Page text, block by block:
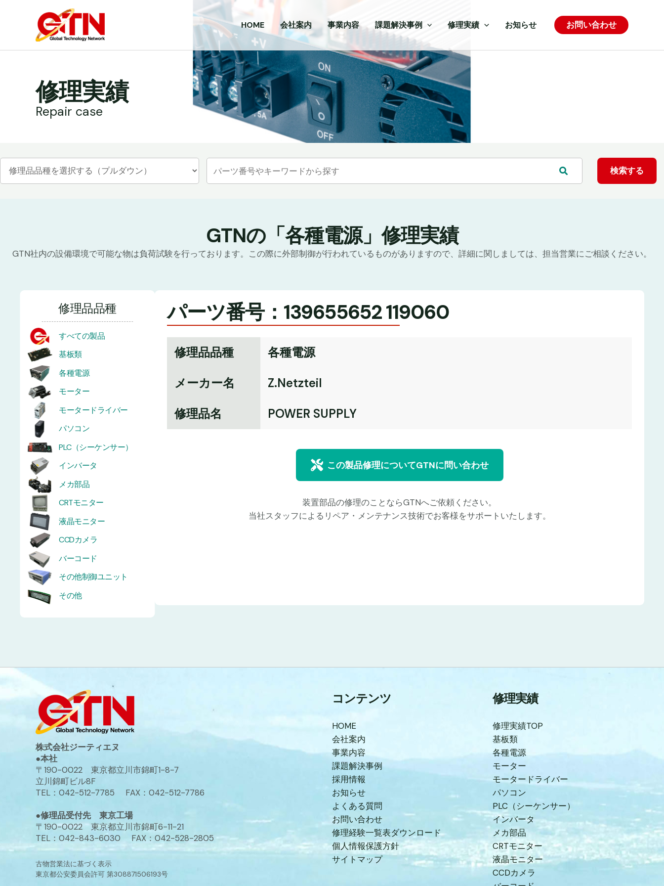
HOME 会社案内 事業内容 課題解決事例 修理実績 お知らせ お問い合わせ
修理実績
Repair case
GTNの「各種電源」修理実績
GTN社内の設備環境で可能な物は負荷試験を行っております。この際に外部制御が行われているものがありますので、詳細に関しましては、担当営業にご相談ください。
修理品品種
すべての製品
基板類
各種電源
モーター
モータードライバー
パソコン
PLC（シーケンサー）
インバータ
メカ部品
CRTモニター
液晶モニター
CCDカメラ
バーコード
その他制御ユニット
その他
パーツ番号：139655652 119060
修理品品種
各種電源
メーカー名
Z.Netzteil
修理品名
POWER SUPPLY
この製品修理についてGTNに問い合わせ
装置部品の修理のことならGTNへご依頼ください。
当社スタッフによるリペア・メンテナンス技術でお客様をサポートいたします。
株式会社ジーティエヌ
●本社
〒190-0022 東京都立川市錦町1-8-7
立川錦町ビル8F
TEL：042-512-7785 FAX：042-512-7786
●修理品受付先 東京工場
〒190-0022 東京都立川市錦町6-11-21
TEL：042-843-6030 FAX：042-528-2805
古物営業法に基づく表示
東京都公安委員会許可 第308871506193号
コンテンツ
HOME
会社案内
事業内容
課題解決事例
採用情報
お知らせ
よくある質問
お問い合わせ
修理経験一覧表ダウンロード
個人情報保護方針
サイトマップ
修理実績
修理実績TOP
基板類
各種電源
モーター
モータードライバー
パソコン
PLC（シーケンサー）
インバータ
メカ部品
CRTモニター
液晶モニター
CCDカメラ